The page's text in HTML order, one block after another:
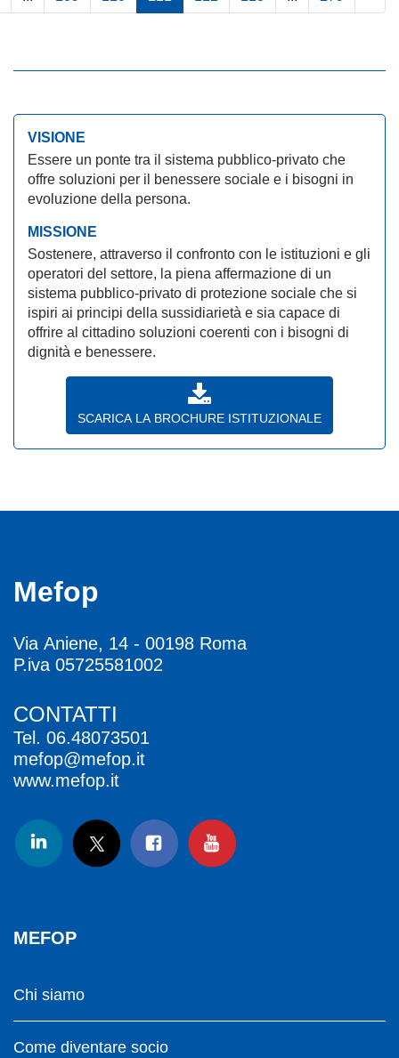
VISIONE
Essere un ponte tra il sistema pubblico-privato che
offre soluzioni per il benessere sociale e i bisogni in
evoluzione della persona.
MISSIONE
Sostenere, attraverso il confronto con le istituzioni e gli
operatori del settore, la piena affermazione di un
sistema pubblico-privato di protezione sociale che si
ispiri ai principi della sussidiarietà e sia capace di
offrire al cittadino soluzioni coerenti con i bisogni di
dignità e benessere.
SCARICA LA BROCHURE ISTITUZIONALE
Mefop
Via Aniene, 14 - 00198 Roma
P.iva 05725581002
CONTATTI
Tel. 06.48073501
mefop@mefop.it
www.mefop.it
MEFOP
Chi siamo
Come diventare socio